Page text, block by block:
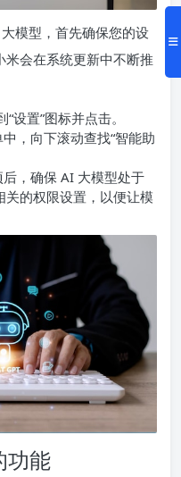
模型，首先确保您的设
会在系统更新中不断推
设置”图标并点击。
，向下滚动查找“智能助
，确保 AI 大模型处于
关的权限设置，以便让模
功能